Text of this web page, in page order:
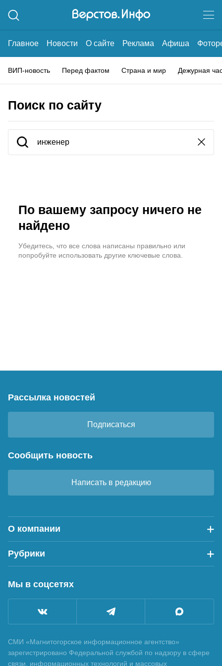
Главное Новости О сайте Реклама Афиша
ВИП-новость Перед фактом Страна и мир Дежурная
Поиск по сайту
По вашему запросу ничего не
найдено
Убедитесь, что все слова написаны правильно или
попробуйте использовать другие ключевые слова.
Рассылка новостей
Подписаться
Сообщить новость
Написать в редакцию
О компании
Рубрики
Мы в соцсетях
СМИ «Магнитогорское информационное агентство»
зарегистрировано Федеральной службой по надзору в сфере
связи, информационных технологий и массовых